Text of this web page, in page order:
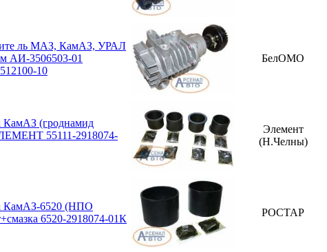
ль МАЗ, КамАЗ, УРАЛ
АИ-3506503-01
10
БелОМО
КамАЗ (гроднамид
55111-2918074-
Элемент
(Н.Челны)
КамАЗ-6520 (НПО
6520-2918074-01К
РОСТАР